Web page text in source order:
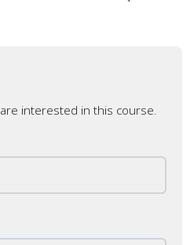
interested in this course.